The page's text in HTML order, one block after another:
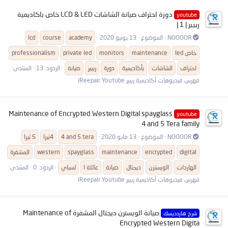
youtube
دورة احتراف صيانة الشاشات LCD & LED خاص باكاديمية
ربيير | 1 |
NOOOOR الموضوع 13 يونيو 2020 academy
course
lcd
led خاص
maintenance
monitors
private led
professionalism
احتراف
الشاشات بأكاديمية دورة ريبير صيانة الردود: 13
المنتدى:
فهرس فيديوهات أكاديمية ريبير iReepair Youtube
youtube
Maintenance of Encrypted Western Digital spayglass
4 and 5 Tera family
NOOOOR الموضوع 13 مايو 2020 4 and 5 tera 4تيرا
5 تيرا
digital
encrypted
maintenance
spayglass
western
المشفرة
الهاردات
الويسترن ديجتال صيانة عائلة ا لسباي الردود: 0
المنتدى:
فهرس فيديوهات أكاديمية ريبير iReepair Youtube
شرح هاردديسك
صيانة الويسترن ديجتال المشفرة Maintenance of
Encrypted Western Digita